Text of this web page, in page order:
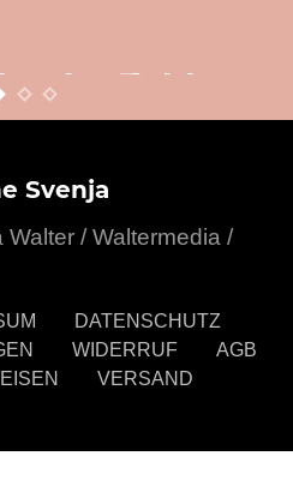
Zahlen
Svenja
DATENSCHUTZ
WIDERRUF
AGB
VERSAND
/ Waltermedia /